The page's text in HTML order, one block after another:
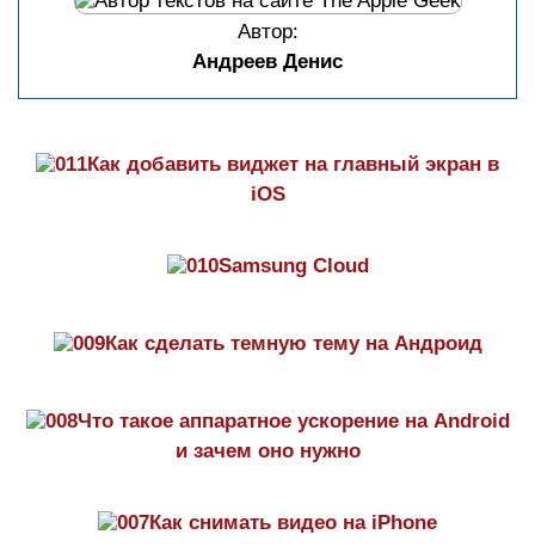
Автор:
Андреев Денис
Как добавить виджет на главный экран в
iOS
Samsung Cloud
Как сделать темную тему на Aндроид
Что такое аппаратное ускорение на Android
и зачем оно нужно
Как снимать видео на iPhone